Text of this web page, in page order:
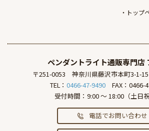
トップ
ペンダントライト通販専門店
〒251-0053 神奈川県藤沢市本町3-1-15
TEL： 0466-47-9490
FAX：0466-
受付時間：9:00 ～ 18:00（土日祝
電話でお問い合わせ